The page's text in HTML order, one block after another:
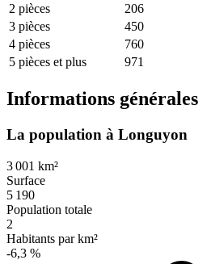
2 pièces
206
3 pièces
450
4 pièces
760
5 pièces et plus
971
Informations générales
La population à Longuyon
3 001 km²
Surface
5 190
Population totale
2
Habitants par km²
-6,3 %